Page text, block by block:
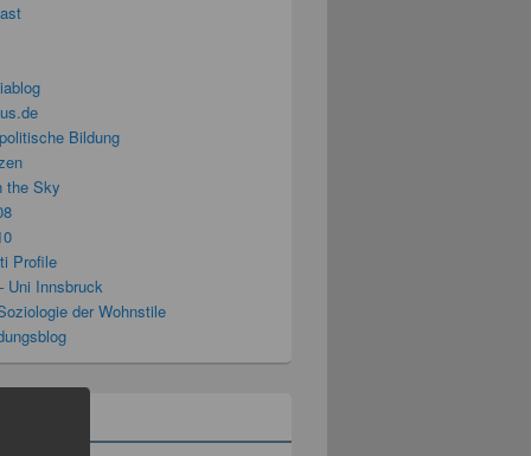
Bildung
the Sky
Profile
Uni Innsbruck
der Wohnstile